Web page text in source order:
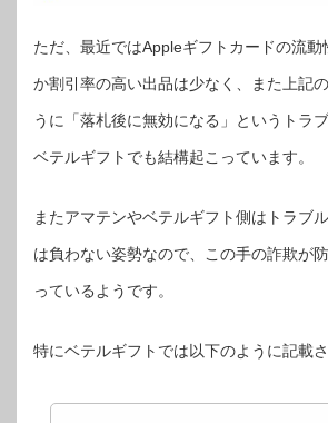
ただ、最近ではAppleギフトカードの流動
か割引率の高い出品は少なく、また上記
うに「落札後に無効になる」というトラ
ベテルギフトでも結構起こっています。
またアマテンやベテルギフト側はトラブ
は負わない姿勢なので、この手の詐欺が
っているようです。
特にベテルギフトでは以下のように記載